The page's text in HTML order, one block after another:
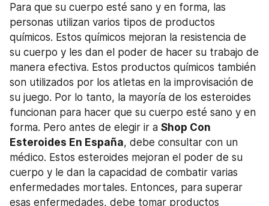
Para que su cuerpo esté sano y en forma, las
personas utilizan varios tipos de productos
químicos. Estos químicos mejoran la resistencia de
su cuerpo y les dan el poder de hacer su trabajo de
manera efectiva. Estos productos químicos también
son utilizados por los atletas en la improvisación de
su juego. Por lo tanto, la mayoría de los esteroides
funcionan para hacer que su cuerpo esté sano y en
forma. Pero antes de elegir ir a Shop Con
Esteroides En España, debe consultar con un
médico. Estos esteroides mejoran el poder de su
cuerpo y le dan la capacidad de combatir varias
enfermedades mortales. Entonces, para superar
esas enfermedades, debe tomar productos